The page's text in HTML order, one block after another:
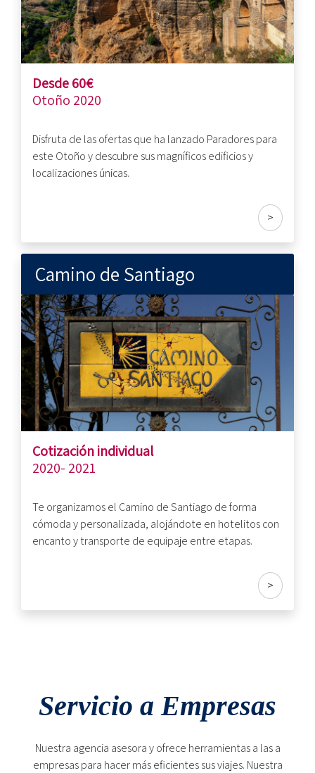
Desde 60€
Otoño 2020
Disfruta de las ofertas que ha lanzado Paradores para
este Otoño y descubre sus magníficos edificios y
localizaciones únicas.
>
Camino de Santiago
Cotización individual
2020- 2021
Te organizamos el Camino de Santiago de forma
cómoda y personalizada, alojándote en hotelitos con
encanto y transporte de equipaje entre etapas.
>
Servicio a Empresas
Nuestra agencia asesora y ofrece herramientas a las a
empresas para hacer más eficientes sus viajes. Nuestra